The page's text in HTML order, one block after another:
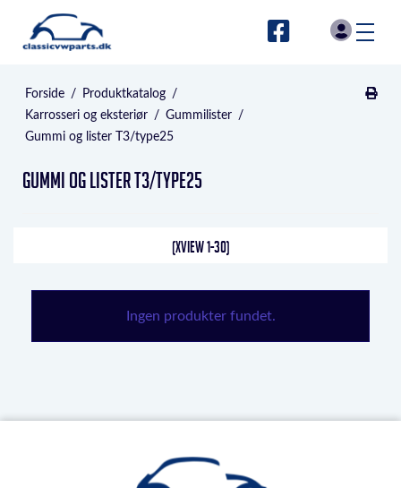
Forside / Produktkatalog /
Karrosseri og eksteriør / Gummilister /
Gummi og lister T3/type25
Gummi og lister T3/type25
(XVIEW 1-30)
Ingen produkter fundet.